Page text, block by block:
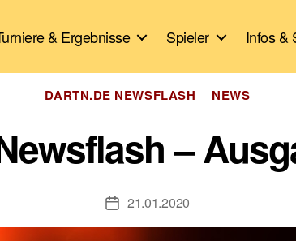
& Ergebnisse Spieler Infos &
Kategorien
DARTN.DE NEWSFLASH NEWS
–
Veröffentlichungsdatum
21.01.2020